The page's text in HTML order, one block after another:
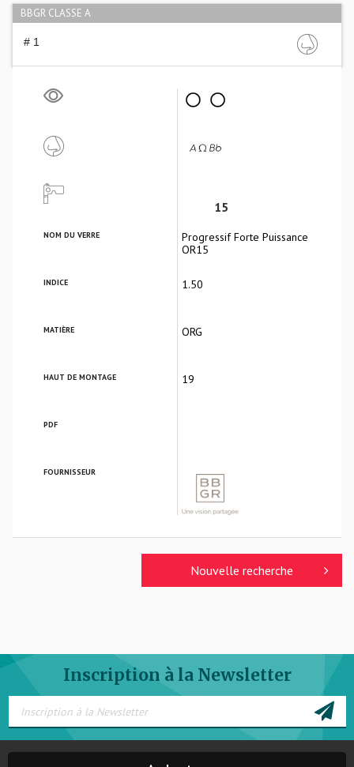
BBGR CLASSE A
# 1
15
NOM DU VERRE
Progressif Forte Puissance
OR15
INDICE 1.50
MATIÈRE ORG
HAUT DE MONTAGE 19
PDF
FOURNISSEUR
Nouvelle recherche
Inscription à la Newsletter